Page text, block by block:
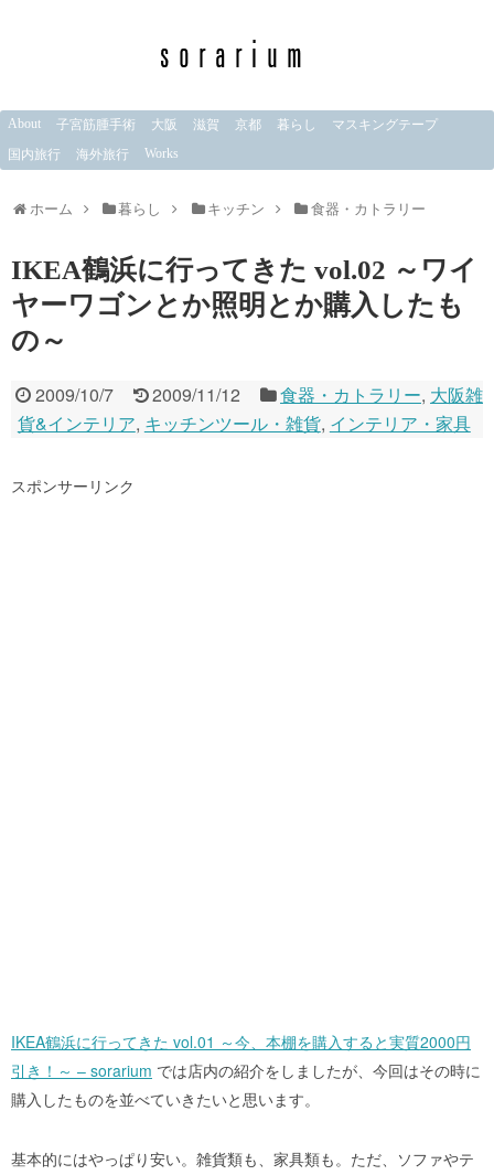
About 子宮筋腫手術 大阪 滋賀 京都 暮らし
マスキングテープ
国内旅行
海外旅行 Works
ホーム 暮らし キッチン 食器・カトラリー
IKEA鶴浜に行ってきた vol.02 ～ワイ
ヤーワゴンとか照明とか購入したも
の～
2009/10/7 2009/11/12 食器・カトラリー, 大阪雑
貨&インテリア, キッチンツール・雑貨, インテリア・家具
スポンサーリンク
IKEA鶴浜に行ってきた vol.01 ～今、本棚を購入すると実質2000円
引き！～ – sorarium では店内の紹介をしましたが、今回はその時に
購入したものを並べていきたいと思います。
基本的にはやっぱり安い。雑貨類も、家具類も。ただ、ソファやテ